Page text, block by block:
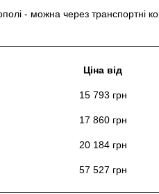
- можна через транспортні
Ціна від
15 793 грн
17 860 грн
20 184 грн
57 527 грн